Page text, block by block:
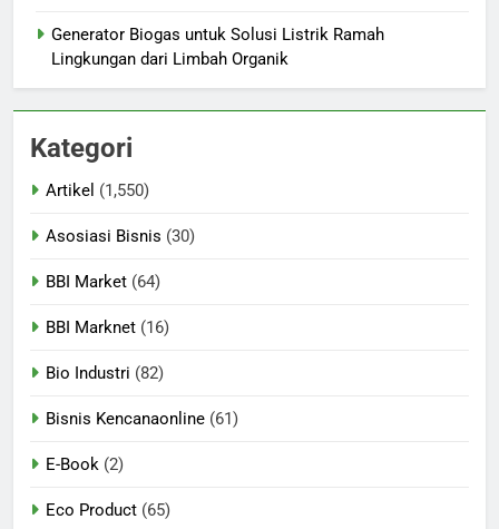
Generator Biogas untuk Solusi Listrik Ramah
Lingkungan dari Limbah Organik
Kategori
Artikel (1,550)
Asosiasi Bisnis (30)
BBI Market (64)
BBI Marknet (16)
Bio Industri (82)
Bisnis Kencanaonline (61)
E-Book (2)
Eco Product (65)